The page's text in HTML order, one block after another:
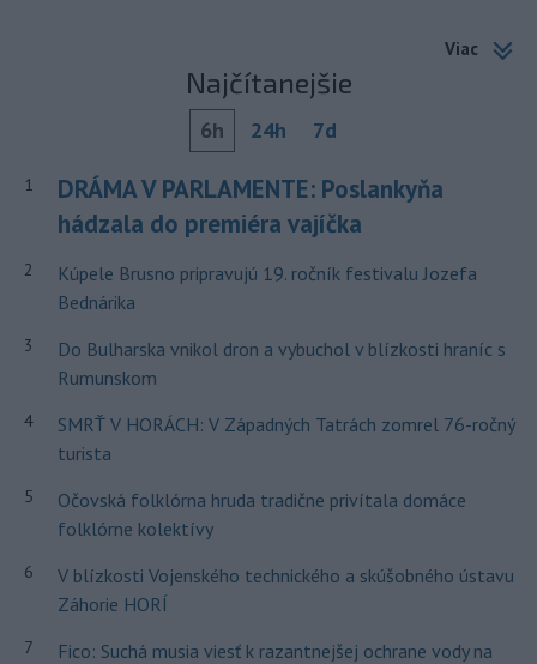
Viac
Najčítanejšie
6h 24h 7d
1
DRÁMA V PARLAMENTE: Poslankyňa
hádzala do premiéra vajíčka
2
Kúpele Brusno pripravujú 19. ročník festivalu Jozefa
Bednárika
3
Do Bulharska vnikol dron a vybuchol v blízkosti hraníc s
Rumunskom
4
SMRŤ V HORÁCH: V Západných Tatrách zomrel 76-ročný
turista
5
Očovská folklórna hruda tradične privítala domáce
folklórne kolektívy
6
V blízkosti Vojenského technického a skúšobného ústavu
Záhorie HORÍ
7
Fico: Suchá musia viesť k razantnejšej ochrane vody na